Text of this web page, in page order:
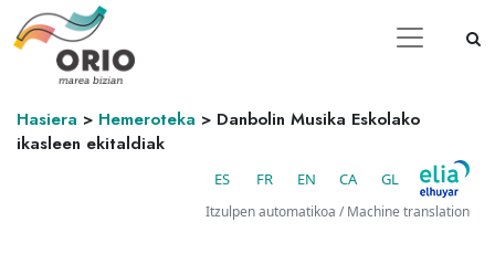
Hasiera > Hemeroteka > Danbolin Musika Eskolako
ikasleen ekitaldiak
ES FR EN CA GL
Itzulpen automatikoa / Machine translation